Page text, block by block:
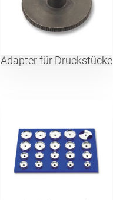
Adapter für Druckstücke